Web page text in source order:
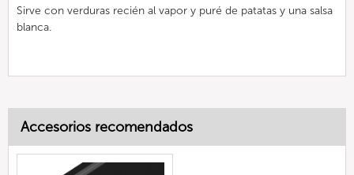
Sirve con verduras recién al vapor y puré de patatas y una salsa
blanca.
Accesorios recomendados